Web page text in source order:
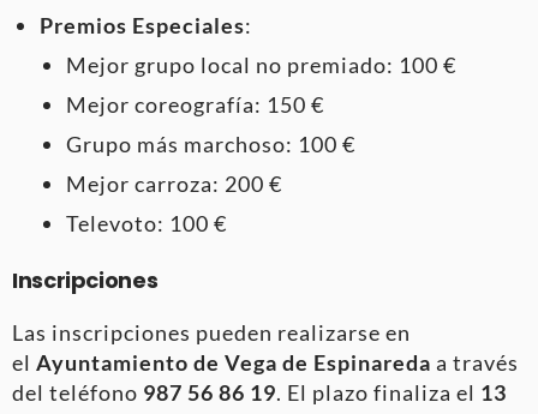
Premios Especiales:
Mejor grupo local no premiado: 100 €
Mejor coreografía: 150 €
Grupo más marchoso: 100 €
Mejor carroza: 200 €
Televoto: 100 €
Inscripciones
Las inscripciones pueden realizarse en
el Ayuntamiento de Vega de Espinareda a través
del teléfono 987 56 86 19. El plazo finaliza el 13